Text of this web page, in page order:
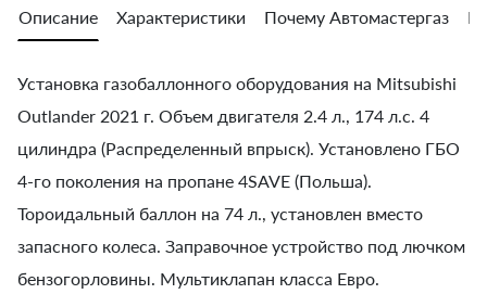
Описание Характеристики Почему Автомастергаз
Установка газобаллонного оборудования на Mitsubishi
Outlander 2021 г. Объем двигателя 2.4 л., 174 л.с. 4
цилиндра (Распределенный впрыск). Установлено ГБО
4-го поколения на пропане 4SAVE (Польша).
Тороидальный баллон на 74 л., установлен вместо
запасного колеса. Заправочное устройство под лючком
бензогорловины. Мультиклапан класса Евро.